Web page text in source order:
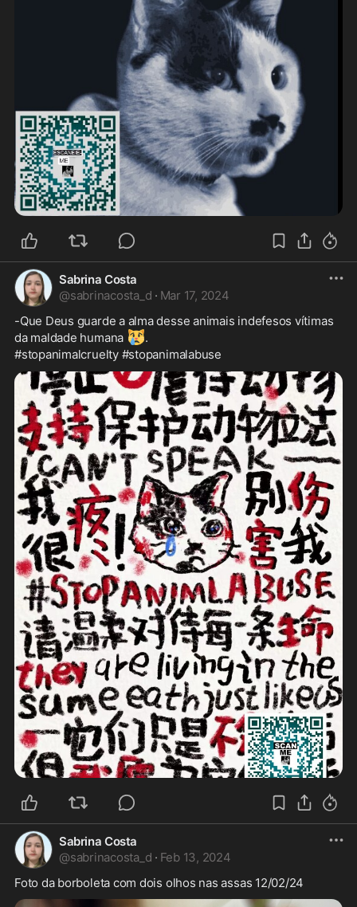
Sabrina Costa
@sabrinacosta_d · Mar 17, 2024
-Que Deus guarde a alma desse animais indefesos vítimas
da maldade humana 😿.
#stopanimalcruelty #stopanimalabuse
Sabrina Costa
@sabrinacosta_d · Feb 13, 2024
Foto da borboleta com dois olhos nas assas 12/02/24